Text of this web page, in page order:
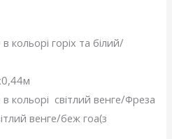
кольорі горіх та білий/
кольорі світлий венге/Фреза
венге/беж гоа(з